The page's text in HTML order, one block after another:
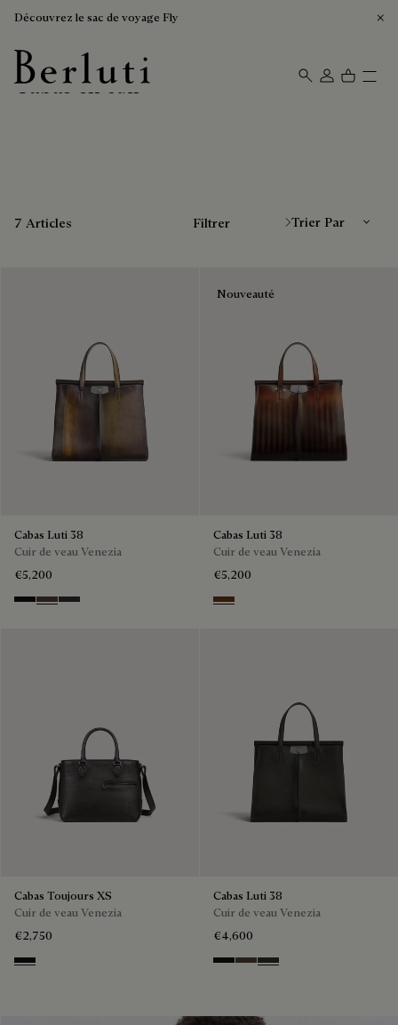
Découvrez le sac de voyage Fly
Page d'Accueil Berluti
Cabas en cuir
7 Articles Filtrer
Cabas Luti 38
Cuir de veau Venezia
€5,200
NERO GRIGIO
AlbaVerbena
Nouveauté
Cabas Luti 38
Cuir de veau Venezia
€5,200
Marrone & Nero
Cabas Toujours XS
Cuir de veau Venezia
€2,750
NERO GRIGIO
Cabas Luti 38
Cuir de veau Venezia
€4,600
NERO GRIGIO
AlbaVerbena